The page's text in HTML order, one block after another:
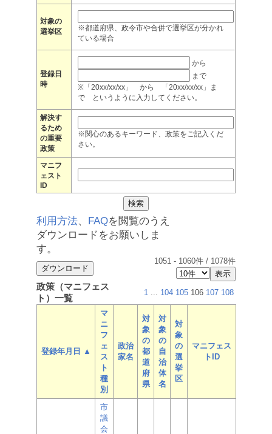
対象の
選挙区
※都道府県、政令市や合併で選挙区が分かれ
ている場合
登録日
時
から
まで
※「20xx/xx/xx」 から 「20xx/xx/xx」ま
で というように入力してください。
解決す
るため
の重要
政策
※関心のあるキーワード、政策をご記入くだ
さい。
マニフ
ェスト
ID
利用方法、 FAQを閲覧のうえ
ダウンロードをお願いしま
す。
1051 - 1060件 / 1078件
政策（マニフェス
ト）一覧
1 ... 104 105 106 107 108
登録年月日 ▲
マ
ニ
フ
ェ
ス
ト
種
別
政治
家名
対
象
の
都
道
府
県
対
象
の
自
治
体
名
対
象
の
選
挙
区
マニフェス
トID
市
議
会